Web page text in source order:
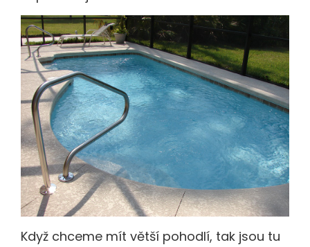
Když chceme mít větší pohodlí, tak jsou tu